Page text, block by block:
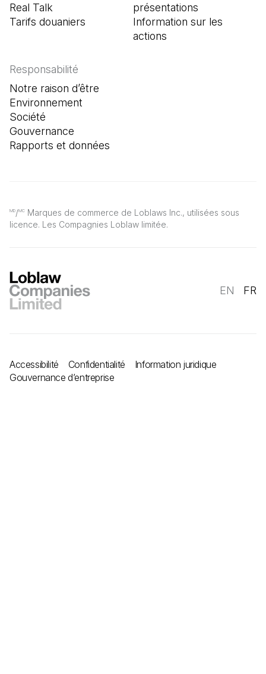
MD/MC Marques de commerce de Loblaws Inc., utilisées sous
licence. Les Compagnies Loblaw limitée.
Real Talk
Tarifs douaniers
présentations
Information sur les
actions
Responsabilité
Notre raison d’être
Environnement
Société
Gouvernance
Rapports et données
EN FR
Accessibilité Confidentialité
Information juridique
Gouvernance d’entreprise